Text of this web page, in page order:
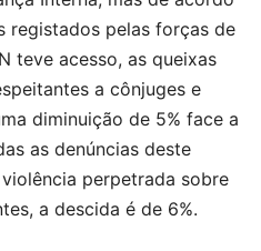
registados pelas forças de
teve acesso, as queixas
a cônjuges e
diminuição de 5% face a
as denúncias deste
perpetrada sobre
a descida é de 6%.